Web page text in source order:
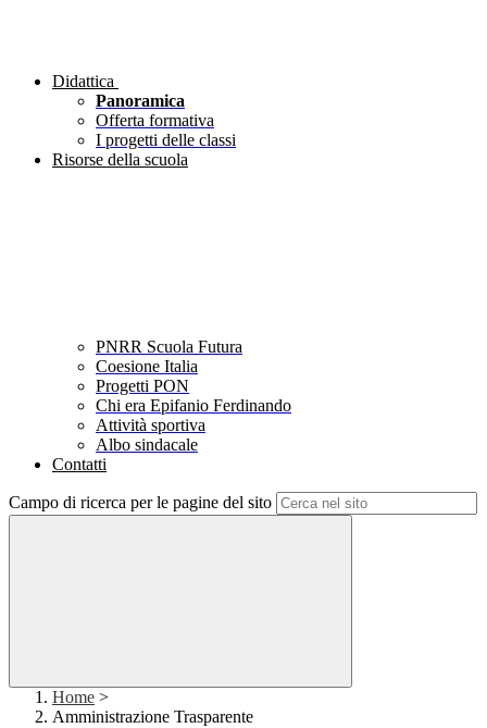
Didattica
Panoramica
Offerta formativa
I progetti delle classi
Risorse della scuola
PNRR Scuola Futura
Coesione Italia
Progetti PON
Chi era Epifanio Ferdinando
Attività sportiva
Albo sindacale
Contatti
Campo di ricerca per le pagine del sito
Home >
Amministrazione Trasparente